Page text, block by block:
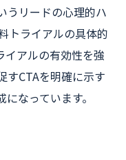
うリードの心理的ハ
トライアルの具体的
イアルの有効性を強
すCTAを明確に示す
なっています。